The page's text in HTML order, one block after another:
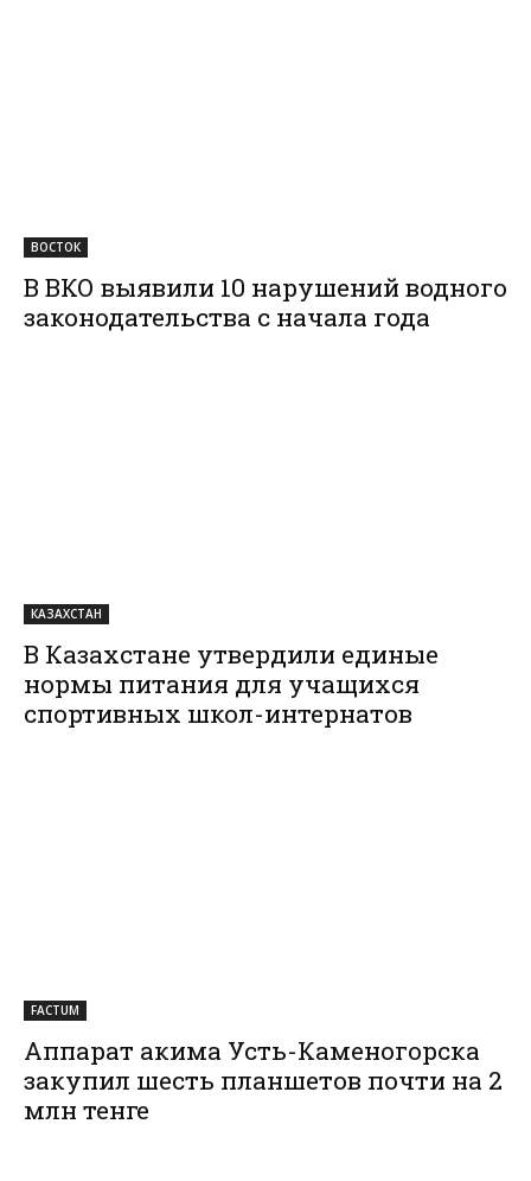
ВОСТОК
В ВКО выявили 10 нарушений водного
законодательства с начала года
КАЗАХСТАН
В Казахстане утвердили единые
нормы питания для учащихся
спортивных школ-интернатов
FACTUM
Аппарат акима Усть-Каменогорска
закупил шесть планшетов почти на 2
млн тенге